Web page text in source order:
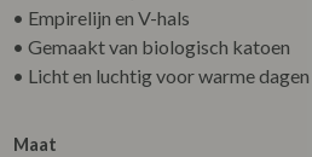
• Empirelijn en V-hals
• Gemaakt van biologisch katoen
• Licht en luchtig voor warme dagen
Maat